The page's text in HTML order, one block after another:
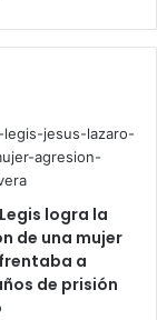
logra la
de una mujer
a
de prisión